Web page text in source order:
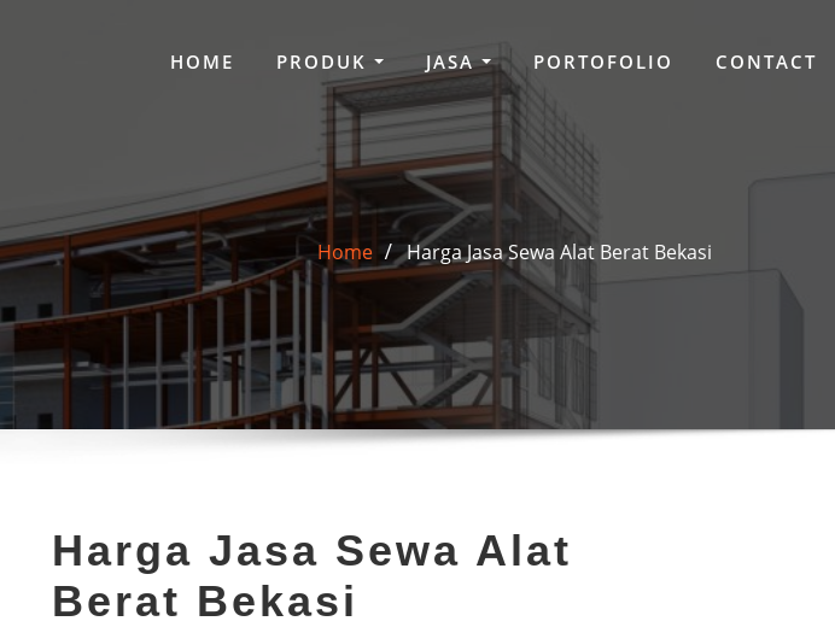
HOME PRODUK JASA PORTOFOLIO CONTACT
Home Harga Jasa Sewa Alat Berat Bekasi
Harga Jasa Sewa Alat
Berat Bekasi